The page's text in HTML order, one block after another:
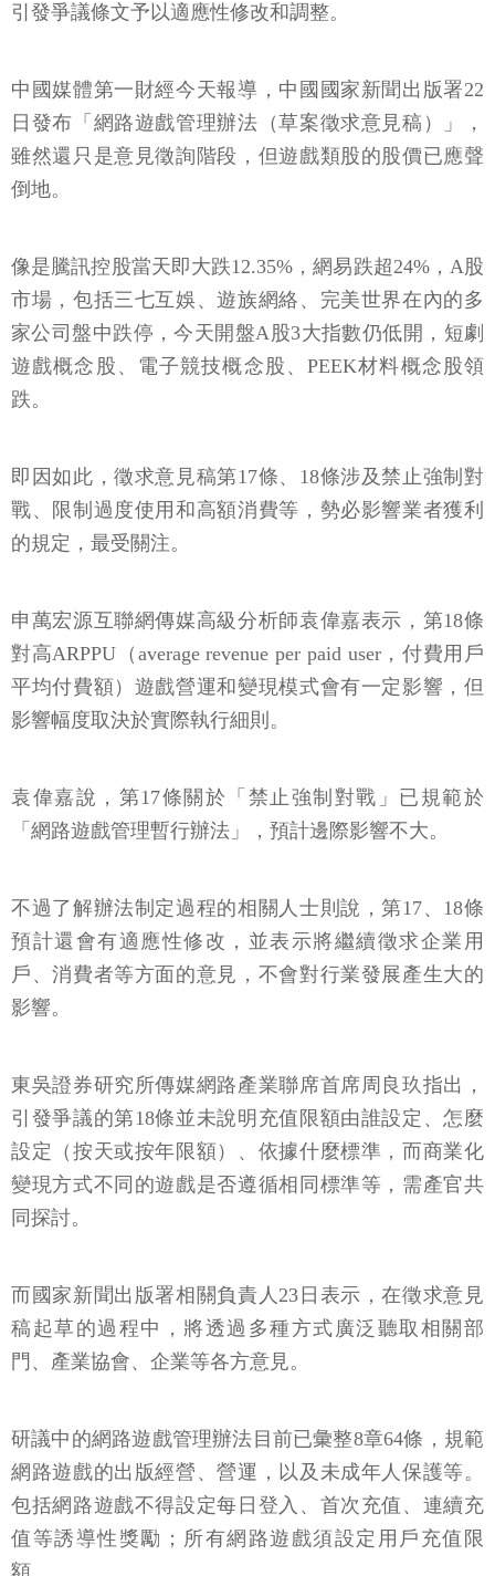
引發爭議條文予以適應性修改和調整。
中國媒體第一財經今天報導，中國國家新聞出版署22
日發布「網路遊戲管理辦法（草案徵求意見稿）」，
雖然還只是意見徵詢階段，但遊戲類股的股價已應聲
倒地。
像是騰訊控股當天即大跌12.35%，網易跌超24%，A股
市場，包括三七互娛、遊族網絡、完美世界在內的多
家公司盤中跌停，今天開盤A股3大指數仍低開，短劇
遊戲概念股、電子競技概念股、PEEK材料概念股領
跌。
即因如此，徵求意見稿第17條、18條涉及禁止強制對
戰、限制過度使用和高額消費等，勢必影響業者獲利
的規定，最受關注。
申萬宏源互聯網傳媒高級分析師袁偉嘉表示，第18條
對高ARPPU（average revenue per paid user，付費用戶
平均付費額）遊戲營運和變現模式會有一定影響，但
影響幅度取決於實際執行細則。
袁偉嘉說，第17條關於「禁止強制對戰」已規範於
「網路遊戲管理暫行辦法」，預計邊際影響不大。
不過了解辦法制定過程的相關人士則說，第17、18條
預計還會有適應性修改，並表示將繼續徵求企業用
戶、消費者等方面的意見，不會對行業發展產生大的
影響。
東吳證券研究所傳媒網路產業聯席首席周良玖指出，
引發爭議的第18條並未說明充值限額由誰設定、怎麼
設定（按天或按年限額）、依據什麼標準，而商業化
變現方式不同的遊戲是否遵循相同標準等，需產官共
同探討。
而國家新聞出版署相關負責人23日表示，在徵求意見
稿起草的過程中，將透過多種方式廣泛聽取相關部
門、產業協會、企業等各方意見。
研議中的網路遊戲管理辦法目前已彙整8章64條，規範
網路遊戲的出版經營、營運，以及未成年人保護等。
包括網路遊戲不得設定每日登入、首次充值、連續充
值等誘導性獎勵；所有網路遊戲須設定用戶充值限
額。